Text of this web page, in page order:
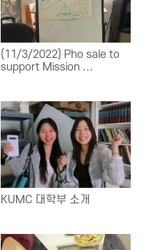
(11/3/2022) Pho sale to
support Mission ...
KUMC 대학부 소개